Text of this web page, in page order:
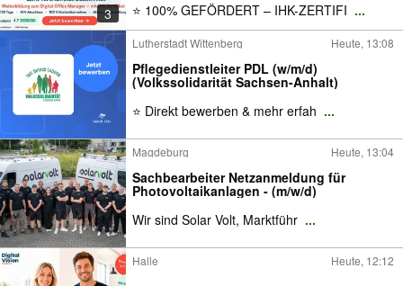
3
⭐ 100% GEFÖRDERT – IHK-ZERTIFI ...
Lutherstadt Wittenberg Heute, 13:08
Pflegedienstleiter PDL (w/m/d)
(Volkssolidarität Sachsen-Anhalt)
⭐ Direkt bewerben & mehr erfah ...
Magdeburg Heute, 13:04
Sachbearbeiter Netzanmeldung für
Photovoltaikanlagen - (m/w/d)
Wir sind Solar Volt, Marktführ ...
Halle Heute, 12:12